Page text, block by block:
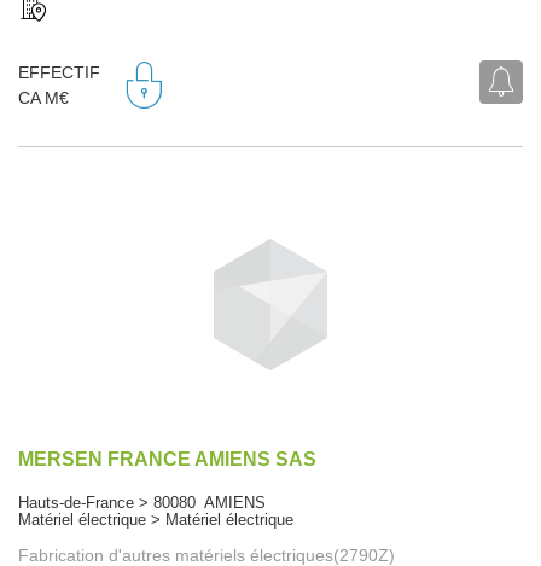
EFFECTIF
CA M€
MERSEN FRANCE AMIENS SAS
Hauts-de-France > 80080 AMIENS
Matériel électrique > Matériel électrique
Fabrication d'autres matériels électriques(2790Z)